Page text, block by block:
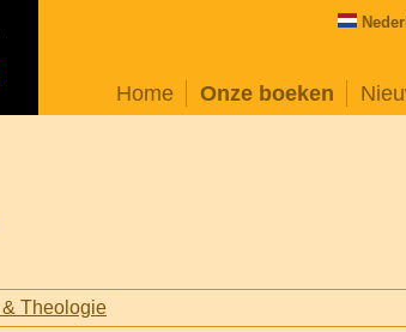
Home Onze boeken
Theologie